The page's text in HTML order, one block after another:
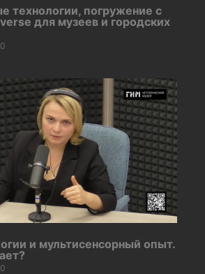
технологии, погружение с
для музеев и городских
и мультисенсорный опыт.